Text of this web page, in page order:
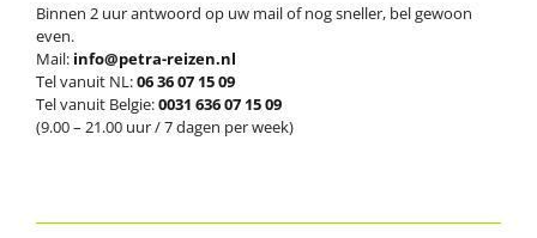
Binnen 2 uur antwoord op uw mail of nog sneller, bel gewoon
even.
Mail: info@petra-reizen.nl
Tel vanuit NL:06 36 07 15 09
Tel vanuit Belgie:0031 636 07 15 09
(9.00 – 21.00 uur / 7 dagen per week)